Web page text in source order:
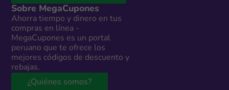
Sobre MegaCupones
Ahorra tiempo y dinero en tus
compras en línea -
MegaCupones es un portal
peruano que te ofrece los
mejores códigos de descuento y
rebajas.
¿Quiénes somos?